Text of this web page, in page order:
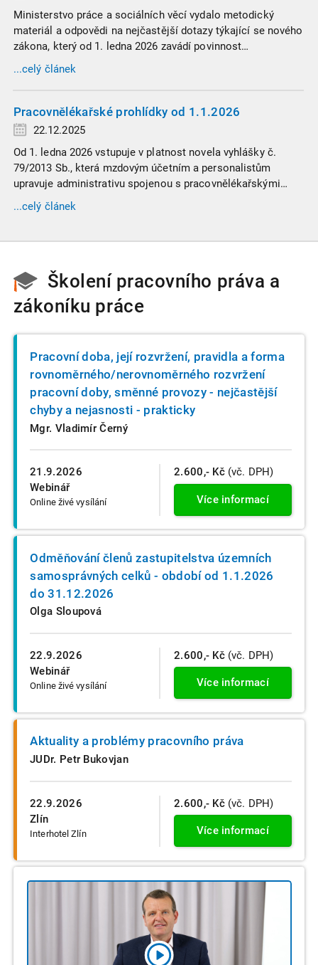
Ministerstvo práce a sociálních věcí vydalo metodický
materiál a odpovědi na nejčastější dotazy týkající se nového
zákona, který od 1. ledna 2026 zavádí povinnost
zaměstnavatelů přispívat na spoření na stáří zaměstnancům
v náročných profesích.
...celý článek
Pracovnělékařské prohlídky od 1.1.2026
22.12.2025
Od 1. ledna 2026 vstupuje v platnost novela vyhlášky č.
79/2013 Sb., která mzdovým účetním a personalistům
upravuje administrativu spojenou s pracovnělékařskými
prohlídkami. Vybrali jsme tři zásadní změny, které ovlivní
vaši každodenní praxi, a stručný přehled ostatních novinek.
...celý článek
Školení pracovního práva a
zákoníku práce
21.9.2026
Webinář
Online živé vysílání
Pracovní doba, její rozvržení, pravidla a forma
rovnoměrného/nerovnoměrného rozvržení
pracovní doby, směnné provozy - nejčastější
chyby a nejasnosti - prakticky
Mgr. Vladimír Černý
2.600,- Kč (vč. DPH)
Více informací
22.9.2026
Webinář
Online živé vysílání
Odměňování členů zastupitelstva územních
samosprávných celků - období od 1.1.2026
do 31.12.2026
Olga Sloupová
2.600,- Kč (vč. DPH)
Více informací
22.9.2026
Zlín
Interhotel Zlín
Aktuality a problémy pracovního práva
JUDr. Petr Bukovjan
2.600,- Kč (vč. DPH)
Více informací